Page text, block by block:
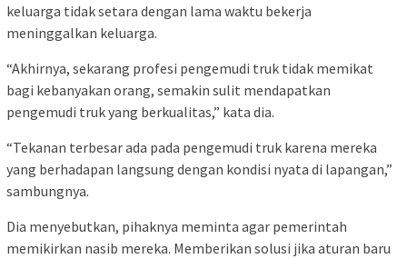
keluarga tidak setara dengan lama waktu bekerja
meninggalkan keluarga.
“Akhirnya, sekarang profesi pengemudi truk tidak memikat
bagi kebanyakan orang, semakin sulit mendapatkan
pengemudi truk yang berkualitas,” kata dia.
“Tekanan terbesar ada pada pengemudi truk karena mereka
yang berhadapan langsung dengan kondisi nyata di lapangan,”
sambungnya.
Dia menyebutkan, pihaknya meminta agar pemerintah
memikirkan nasib mereka. Memberikan solusi jika aturan baru